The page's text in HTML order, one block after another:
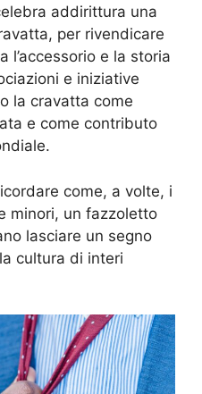
addirittura una
per rivendicare
l’accessorio e la storia
e iniziative
la cravatta come
e come contributo
come, a volte, i
minori, un fazzoletto
lasciare un segno
cultura di interi